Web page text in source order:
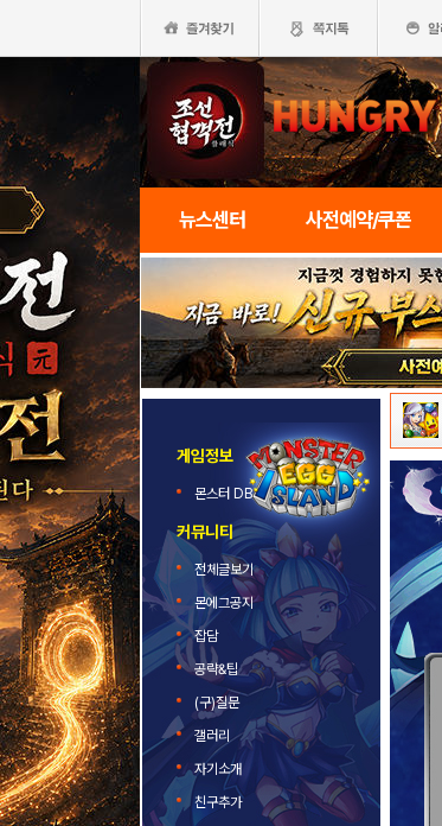
뉴스센터 사전예약/쿠폰
게임정보
몬스터 DB
커뮤니티
전체글보기
몬에그공지
잡담
공략&팁
(구)질문
갤러리
자기소개
친구추가